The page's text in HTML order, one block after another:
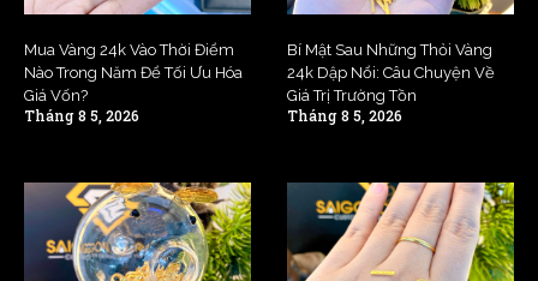
Mua Vàng 24k Vào Thời Điểm
Nào Trong Năm Để Tối Ưu Hóa
Giá Vốn?
Tháng 8 5, 2026
Bí Mật Sau Những Thỏi Vàng
24k Dập Nổi: Câu Chuyện Về
Giá Trị Trường Tồn
Tháng 8 5, 2026